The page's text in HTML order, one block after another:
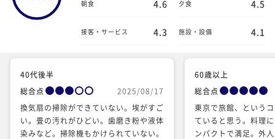
朝食 4.6 夕食 4.5
接客・サービス 4.3 施設・設備 4.1
40代後半
総合点
2025/08/17
換気扇の掃除ができていない。埃がすご
い。畳の汚れがひどい。歯磨き粉や液体
染みなど。掃除機もかけられていない。
60歳以上
総合点
東京で旅館、という
ていると思う。料理
ンパクトで満足。外